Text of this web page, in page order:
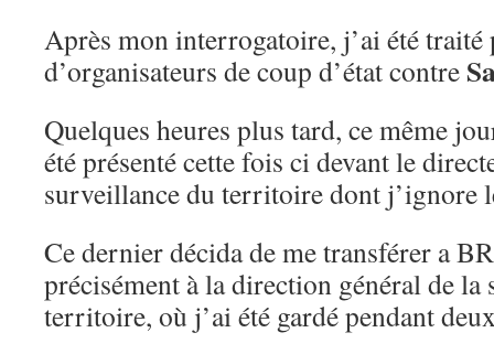
Après mon interrogatoire, j’ai été traité
d’organisateurs de coup d’état contre
Quelques heures plus tard, ce même
été présenté cette fois ci devant le
surveillance du territoire dont j’ignore
Ce dernier décida de me transférer a
précisément à la direction général de
territoire, où j’ai été gardé pendant